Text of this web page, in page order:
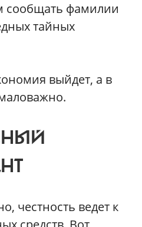
сообщать фамилии
тайных
выйдет, а в
честность ведет к